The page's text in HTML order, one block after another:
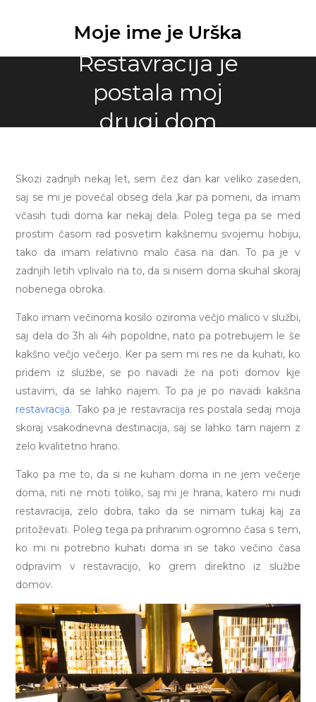
Moje ime je Urška
Restavracija je
postala moj
drugi dom
Skozi zadnjih nekaj let, sem čez dan kar veliko zaseden,
saj se mi je povečal obseg dela ,kar pa pomeni, da imam
včasih tudi doma kar nekaj dela. Poleg tega pa se med
prostim časom rad posvetim kakšnemu svojemu hobiju,
tako da imam relativno malo časa na dan. To pa je v
zadnjih letih vplivalo na to, da si nisem doma skuhal skoraj
nobenega obroka.
Tako imam večinoma kosilo oziroma večjo malico v službi,
saj dela do 3h ali 4ih popoldne, nato pa potrebujem le še
kakšno večjo večerjo. Ker pa sem mi res ne da kuhati, ko
pridem iz službe, se po navadi že na poti domov kje
ustavim, da se lahko najem. To pa je po navadi kakšna
restavracija. Tako pa je restavracija res postala sedaj moja
skoraj vsakodnevna destinacija, saj se lahko tam najem z
zelo kvalitetno hrano.
Tako pa me to, da si ne kuham doma in ne jem večerje
doma, niti ne moti toliko, saj mi je hrana, katero mi nudi
restavracija, zelo dobra, tako da se nimam tukaj kaj za
pritoževati. Poleg tega pa prihranim ogromno časa s tem,
ko mi ni potrebno kuhati doma in se tako večino časa
odpravim v restavracijo, ko grem direktno iz službe
domov.